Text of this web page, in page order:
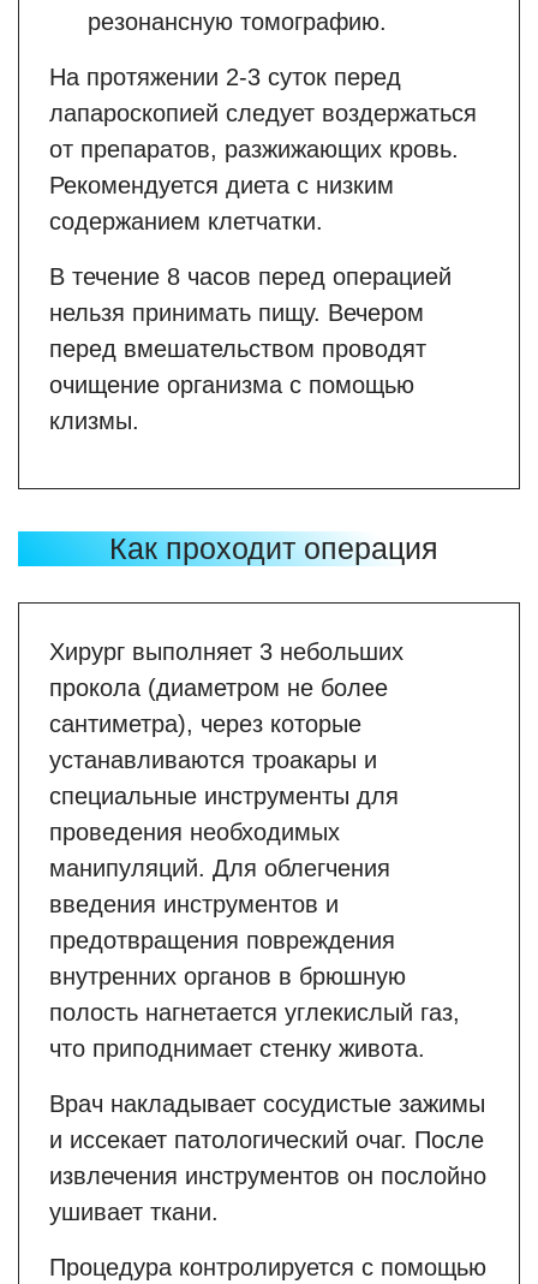
резонансную томографию.
На протяжении 2-3 суток перед
лапароскопией следует воздержаться
от препаратов, разжижающих кровь.
Рекомендуется диета с низким
содержанием клетчатки.
В течение 8 часов перед операцией
нельзя принимать пищу. Вечером
перед вмешательством проводят
очищение организма с помощью
клизмы.
Как проходит операция
Хирург выполняет 3 небольших
прокола (диаметром не более
сантиметра), через которые
устанавливаются троакары и
специальные инструменты для
проведения необходимых
манипуляций. Для облегчения
введения инструментов и
предотвращения повреждения
внутренних органов в брюшную
полость нагнетается углекислый газ,
что приподнимает стенку живота.
Врач накладывает сосудистые зажимы
и иссекает патологический очаг. После
извлечения инструментов он послойно
ушивает ткани.
Процедура контролируется с помощью